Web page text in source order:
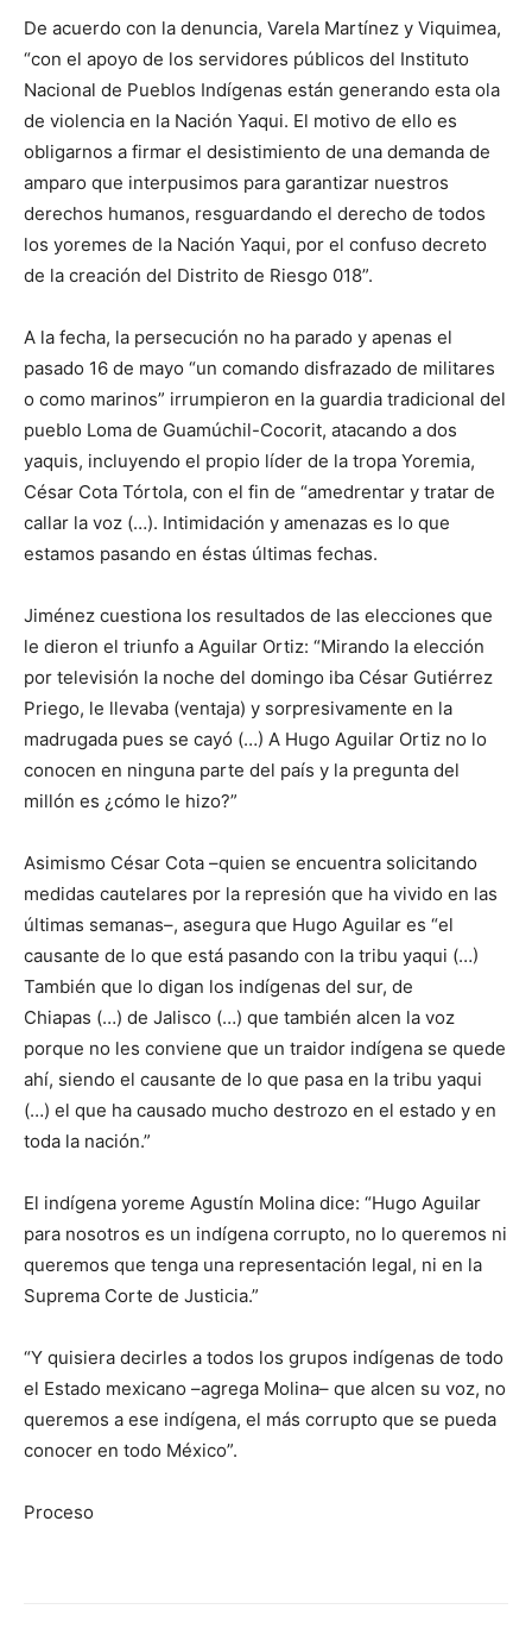
De acuerdo con la denuncia, Varela Martínez y Viquimea,
“con el apoyo de los servidores públicos del Instituto
Nacional de Pueblos Indígenas están generando esta ola
de violencia en la Nación Yaqui. El motivo de ello es
obligarnos a firmar el desistimiento de una demanda de
amparo que interpusimos para garantizar nuestros
derechos humanos, resguardando el derecho de todos
los yoremes de la Nación Yaqui, por el confuso decreto
de la creación del Distrito de Riesgo 018”.
A la fecha, la persecución no ha parado y apenas el
pasado 16 de mayo “un comando disfrazado de militares
o como marinos” irrumpieron en la guardia tradicional del
pueblo Loma de Guamúchil-Cocorit, atacando a dos
yaquis, incluyendo el propio líder de la tropa Yoremia,
César Cota Tórtola, con el fin de “amedrentar y tratar de
callar la voz (…). Intimidación y amenazas es lo que
estamos pasando en éstas últimas fechas.
Jiménez cuestiona los resultados de las elecciones que
le dieron el triunfo a Aguilar Ortiz: “Mirando la elección
por televisión la noche del domingo iba César Gutiérrez
Priego, le llevaba (ventaja) y sorpresivamente en la
madrugada pues se cayó (…) A Hugo Aguilar Ortiz no lo
conocen en ninguna parte del país y la pregunta del
millón es ¿cómo le hizo?”
Asimismo César Cota –quien se encuentra solicitando
medidas cautelares por la represión que ha vivido en las
últimas semanas–, asegura que Hugo Aguilar es “el
causante de lo que está pasando con la tribu yaqui (…)
También que lo digan los indígenas del sur, de
Chiapas (…) de Jalisco (…) que también alcen la voz
porque no les conviene que un traidor indígena se quede
ahí, siendo el causante de lo que pasa en la tribu yaqui
(…) el que ha causado mucho destrozo en el estado y en
toda la nación.”
El indígena yoreme Agustín Molina dice: “Hugo Aguilar
para nosotros es un indígena corrupto, no lo queremos ni
queremos que tenga una representación legal, ni en la
Suprema Corte de Justicia.”
“Y quisiera decirles a todos los grupos indígenas de todo
el Estado mexicano –agrega Molina– que alcen su voz, no
queremos a ese indígena, el más corrupto que se pueda
conocer en todo México”.
Proceso